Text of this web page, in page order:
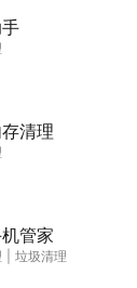
清理
管家
垃圾清理